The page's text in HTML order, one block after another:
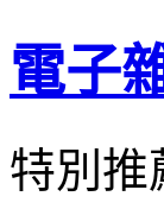
電子
特別推